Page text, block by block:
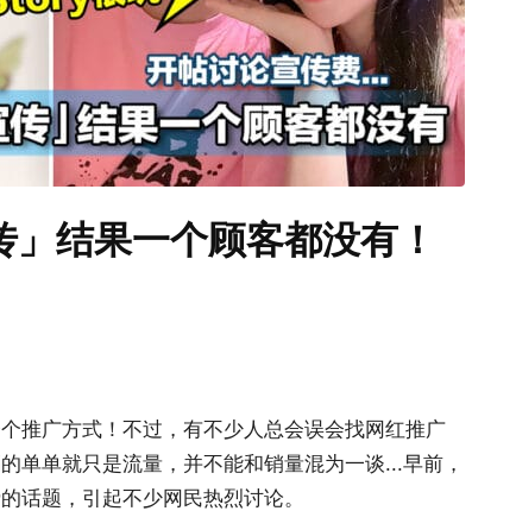
结果一个顾客都没有！
推广方式！不过，有不少人总会误会找网红推广
单单就只是流量，并不能和销量混为一谈...早前，
话题，引起不少网民热烈讨论。